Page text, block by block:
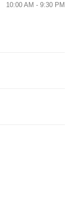
10:00 AM - 9:30 PM